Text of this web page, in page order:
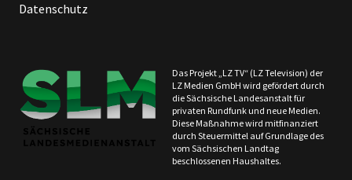
Datenschutz
Das Projekt „LZ TV“ (LZ Television) der
LZ Medien GmbH wird gefördert durch
die Sächsische Landesanstalt für
privaten Rundfunk und neue Medien.
Diese Maßnahme wird mitfinanziert
durch Steuermittel auf Grundlage des
vom Sächsischen Landtag
beschlossenen Haushaltes.